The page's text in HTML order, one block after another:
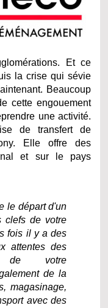
Et ce
la crise qui sévie
Beaucoup
cette engouement
une activité.
de transfert de
Elle offre des
et sur le pays
le départ d'un
clefs de votre
fois il y a des
attentes des
de votre
de la
magasinage,
avec des